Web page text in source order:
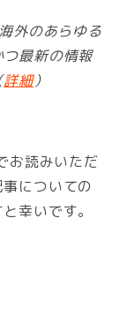
外のあらゆる
最新の情報
詳細）
お読みいただ
についての
幸いです。